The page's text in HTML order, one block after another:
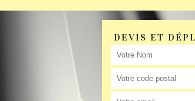
DEVIS ET